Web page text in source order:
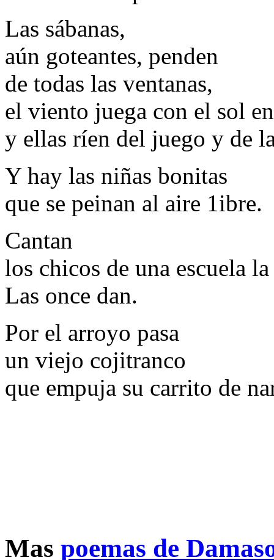
Las sábanas,
aún goteantes, penden
de todas las ventanas,
el viento juega con el sol
y ellas ríen del juego y de
Y hay las niñas bonitas
que se peinan al aire 1ibre.
Cantan
los chicos de una escuela
Las once dan.
Por el arroyo pasa
un viejo cojitranco
que empuja su carrito de
Mas poemas de